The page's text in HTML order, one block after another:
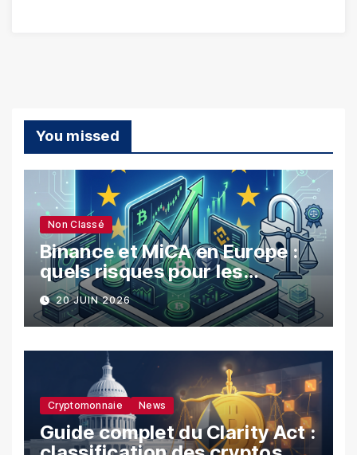
You missed
Non Classé
Binance et MiCA en Europe :
quels risques pour les
utilisateurs ?
20 JUIN 2026
Cryptomonnaie News
Guide complet du Clarity Act :